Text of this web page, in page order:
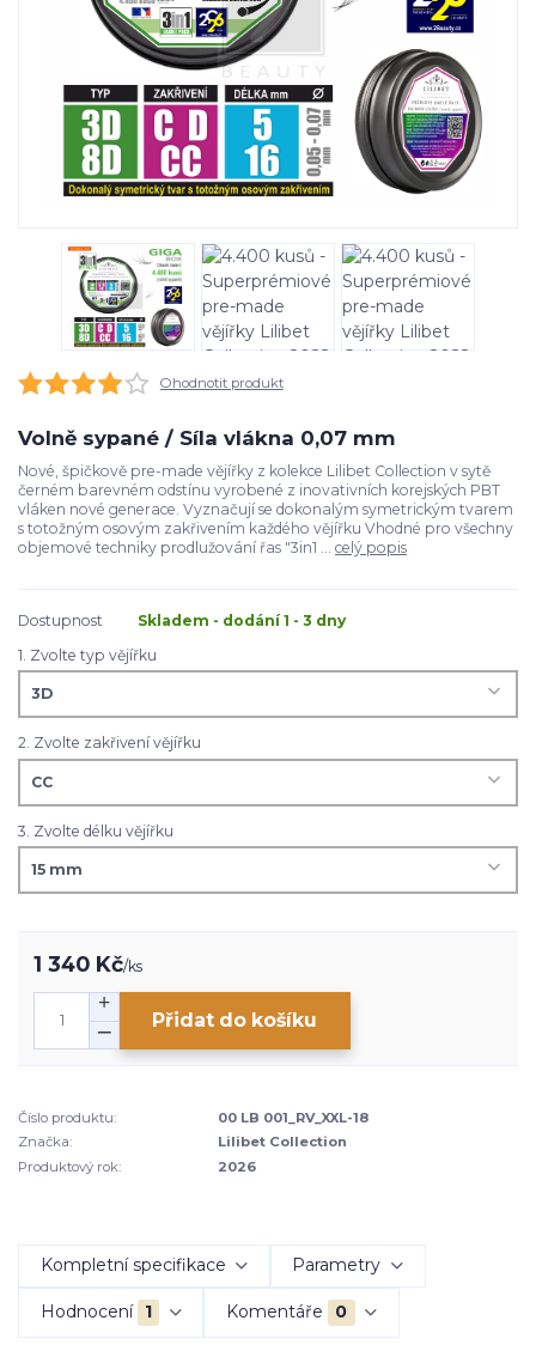
Ohodnotit produkt
Volně sypané / Síla vlákna 0,07 mm
Nové, špičkově pre-made vějířky z kolekce Lilibet Collection v sytě
černém barevném odstínu vyrobené z inovativních korejských PBT
vláken nové generace. Vyznačují se dokonalým symetrickým tvarem
s totožným osovým zakřivením každého vějířku Vhodné pro všechny
objemové techniky prodlužování řas "3in1 ... celý popis
Dostupnost
Skladem - dodání 1 - 3 dny
1. Zvolte typ vějířku
2. Zvolte zakřivení vějířku
3. Zvolte délku vějířku
1 340 Kč/ks
Přidat do košíku
Číslo produktu:
00 LB 001_RV_XXL-18
Značka:
Lilibet Collection
Produktový rok:
2026
Kompletní specifikace Parametry
Hodnocení 1 Komentáře 0